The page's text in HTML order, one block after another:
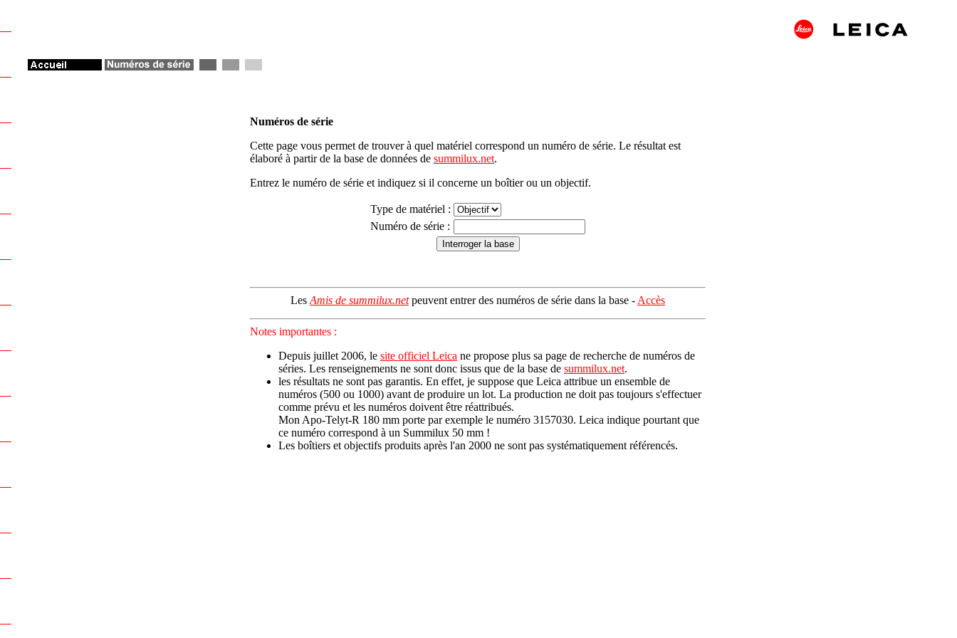
Numéros de série
Cette page vous permet de trouver à quel matériel correspond un numéro de série. Le résultat est
élaboré à partir de la base de données de summilux.net.
Entrez le numéro de série et indiquez si il concerne un boîtier ou un objectif.
Type de matériel :
Numéro de série :
Les Amis de summilux.netpeuvent entrer des numéros de série dans la base - Accès
Notes importantes :
Depuis juillet 2006, le site officiel Leica ne propose plus sa page de recherche de numéros de
séries. Les renseignements ne sont donc issus que de la base de summilux.net.
les résultats ne sont pas garantis. En effet, je suppose que Leica attribue un ensemble de
numéros (500 ou 1000) avant de produire un lot. La production ne doit pas toujours s'effectuer
comme prévu et les numéros doivent être réattribués.
Mon Apo-Telyt-R 180 mm porte par exemple le numéro 3157030. Leica indique pourtant que
ce numéro correspond à un Summilux 50 mm !
Les boîtiers et objectifs produits après l'an 2000 ne sont pas systématiquement référencés.